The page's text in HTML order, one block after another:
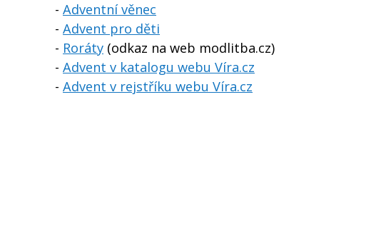
- Adventní věnec
- Advent pro děti
- Roráty (odkaz na web modlitba.cz)
- Advent v katalogu webu Víra.cz
- Advent v rejstříku webu Víra.cz